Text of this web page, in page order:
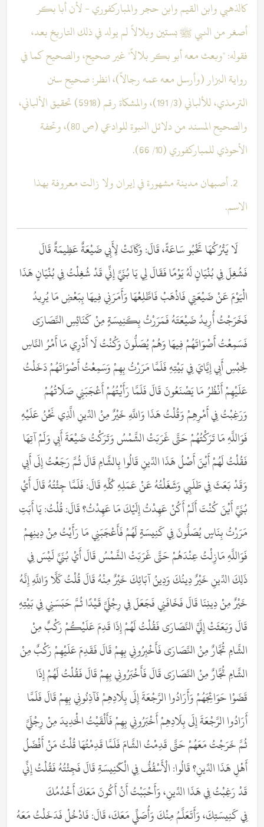
كالذهبي وابن القيم وابن حجر والمباركفوري - لأن أبا بكر
أصغر من النبي ﷺ بستين وبلالاً لم يولد في ذلك التاريخ بعد،
فقوله: "وبعث معه أبو بكر بلالاً" غير صحيح، والصحيح كما في
رواية البزار (وأرسل معه عمه رجالاً)، انظر: صحيح سنن
الترمذي، للألباني (3/ 191)، والمشكاة رقم (5918) تحقيق الألباني،
والصحيح المسند من دلائل النبوة للوادعي (ص 80)، وتحفة
الأحوذي للمباركفوري (10/ 66).
2. أصبهان مدينة مشهورة في إيران ولا زالت معروفة بهذا
الاسم.
لَا يَتْرُكُهَا تَخْبُو سَاعَةً، قَالَ: وَكَانَتْ لِأَبِي ضَيْعَةٌ عَظِيمَةٌ قَالَ
فَشُغِلَ فِي بُنْيَانٍ لَهُ يَوْمًا فَقَالَ لِي يَا بُنَيَّ إِنِّي قَدْ شُغِلْتُ فِي بُنْيَانٍ هَذَا
الْيَوْمَ عَنْ ضَيْعَتِي فَاذْهَبْ فَاطَّلِعْهَا وَأَمَرَنِي فِيهَا بِبَعْضِ مَا يُرِيدُ
فَخَرَجْتُ أُرِيدُ ضَيْعَتَهُ فَمَرَرْتُ بِكَنِيسَةٍ مِنْ كَنَائِسِ النَّصَارَى
فَسَمِعْتُ أَصْوَاتَهُمْ فِيهَا وَهُمْ يُصَلُّونَ وَكُنْتُ لَا أَدْرِي مَا أَمْرُ النَّاسِ
لِحَبْسِ أَبِي إِيَّايَ فِي بَيْتِهِ فَلَمَّا مَرَرْتُ بِهِمْ وَسَمِعْتُ أَصْوَاتَهُمْ دَخَلْتُ
عَلَيْهِمْ أَنْظُرُ مَا يَصْنَعُونَ قَالَ فَلَمَّا رَأَيْتُهُمْ أَعْجَبَنِي صَلَاتُهُمْ
وَرَغِبْتُ فِي أَمْرِهِمْ وَقُلْتُ هَذَا وَاللَّهِ خَيْرٌ مِنْ الدِّينِ الَّذِي نَحْنُ عَلَيْهِ
فَوَاللَّهِ مَا تَرَكْتُهُمْ حَتَّى غَرَبَتْ الشَّمْسُ وَتَرَكْتُ ضَيْعَةَ أَبِي وَلَمْ آتِهَا
فَقُلْتُ لَهُمْ أَيْنَ أَصْلُ هَذَا الدِّينِ قَالُوا بِالشَّامِ قَالَ ثُمَّ رَجَعْتُ إِلَى أَبِي
وَقَدْ بَعَثَ فِي طَلَبِي وَشَغَلْتُهُ عَنْ عَمَلِهِ كُلِّهِ قَالَ: فَلَمَّا جِئْتُهُ قَالَ أَيْ
بُنَيَّ أَيْنَ كُنْتَ أَلَمْ أَكُنْ عَهِدْتُ إِلَيْكَ مَا عَهِدْتُ؟ قَالَ: قُلْتُ: يَا أَبَتِ
مَرَرْتُ بِنَاسٍ يُصَلُّونَ فِي كَنِيسَةٍ لَهُمْ فَأَعْجَبَنِي مَا رَأَيْتُ مِنْ دِينِهِمْ
فَوَاللَّهِ مَازِلْتُ عِنْدَهُمْ حَتَّى غَرَبَتْ الشَّمْسُ قَالَ أَيْ بُنَيَّ لَيْسَ فِي
ذَلِكَ الدِّينِ خَيْرٌ دِينُكَ وَدِينُ آبَائِكَ خَيْرٌ مِنْهُ قَالَ قُلْتُ كَلَّا وَاللَّهِ إِنَّهُ
خَيْرٌ مِنْ دِينِنَا قَالَ فَخَافَنِي فَجَعَلَ فِي رِجْلَيَّ قَيْدًا ثُمَّ حَبَسَنِي فِي بَيْتِهِ
قَالَ وَبَعَثَتْ إِلَيَّ النَّصَارَى فَقُلْتُ لَهُمْ إِذَا قَدِمَ عَلَيْكُمْ رَكْبٌ مِنْ
الشَّامِ تُجَّارٌ مِنْ النَّصَارَى فَأَخْبِرُونِي بِهِمْ قَالَ فَقَدِمَ عَلَيْهِمْ رَكْبٌ مِنْ
الشَّامِ تُجَّارٌ مِنْ النَّصَارَى قَالَ فَأَخْبَرُونِي بِهِمْ قَالَ فَقُلْتُ لَهُمْ إِذَا
قَضَوْا حَوَائِجَهُمْ وَأَرَادُوا الرَّجْعَةَ إِلَى بِلَادِهِمْ فَآذِنُونِي بِهِمْ قَالَ فَلَمَّا
أَرَادُوا الرَّجْعَةَ إِلَى بِلَادِهِمْ أَخْبَرُونِي بِهِمْ فَأَلْقَيْتُ الْحَدِيدَ مِنْ رِجْلَيَّ
ثُمَّ خَرَجْتُ مَعَهُمْ حَتَّى قَدِمْتُ الشَّامَ فَلَمَّا قَدِمْتُهَا قُلْتُ مَنْ أَفْضَلُ
أَهْلِ هَذَا الدِّينِ؟ قَالُوا: الْأَسْقُفُّ فِي الْكَنِيسَةِ قَالَ فَجِئْتُهُ فَقُلْتُ إِنِّي
قَدْ رَغِبْتُ فِي هَذَا الدِّينِ، وَأَحْبَبْتُ أَنْ أَكُونَ مَعَكَ أَخْدُمُكَ
فِي كَنِيسَتِكَ، وَأَتَعَلَّمُ مِنْكَ وَأُصَلِّي مَعَكَ، قَالَ: فَادْخُلْ فَدَخَلْتُ مَعَهُ